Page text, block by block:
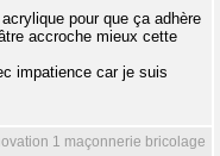
pour que ça adhère
accroche mieux cette
impatience car je suis
1 maçonnerie bricolage